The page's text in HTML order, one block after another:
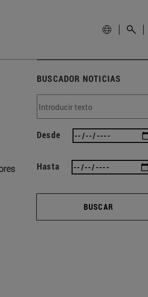
BUSCADOR NOTICIAS
Desde
Hasta
BUSCAR